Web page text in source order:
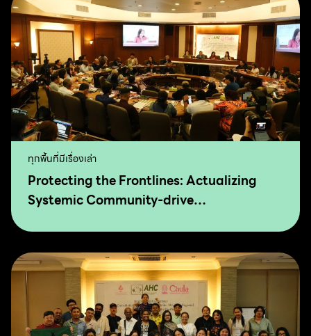
ทุกพื้นที่มีเรื่องเล่า
Protecting the Frontlines: Actualizing
Systemic Community-drive